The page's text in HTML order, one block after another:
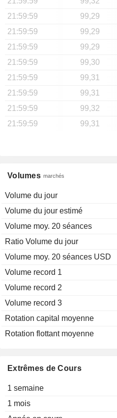
Volumes marchés
Volume du jour
Volume du jour estimé
Volume moy. 20 séances
Ratio Volume du jour
Volume moy. 20 séances USD
Volume record 1
Volume record 2
Volume record 3
Rotation capital moyenne
Rotation flottant moyenne
21:59:59
99,29
21:59:59
99,29
21:59:59
99,29
21:59:59
99,30
21:59:59
99,31
21:59:59
99,31
21:59:59
99,32
21:59:59
99,31
Extrêmes de Cours
1 semaine
1 mois